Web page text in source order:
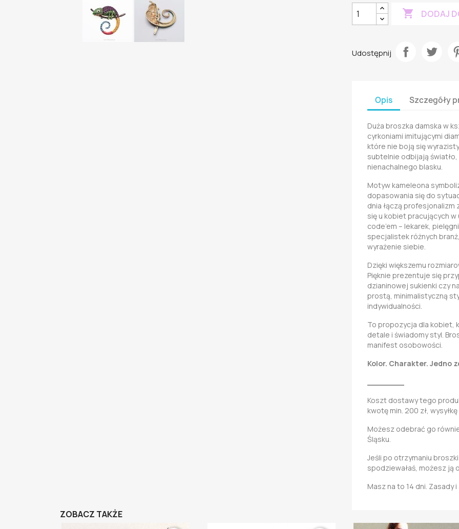
 DODAJ
Udostępnij
Opis Szczegóły
Duża broszka damska w
cyrkoniami imitującymi
które nie boją się
subtelnie odbijają
nienachalnego blasku.
Motyw kameleona
dopasowania się do
dnia łączą
się u kobiet pracujących
code’em – lekarek,
specjalistek różnych
wyrażenie siebie.
Dzięki większemu
Pięknie prezentuje się
dzianinowej sukienki czy
prostą, minimalistyczną
indywidualności.
To propozycja dla kobiet,
detale i świadomy styl.
manifest osobowości.
Kolor. Charakter. Jedno
Koszt dostawy tego
kwotę min. 200 zł,
Możesz odebrać go
Śląsku.
Jeśli po otrzymaniu
spodziewałaś, możesz ją
Masz na to 14 dni.
ZOBACZ TAKŻE